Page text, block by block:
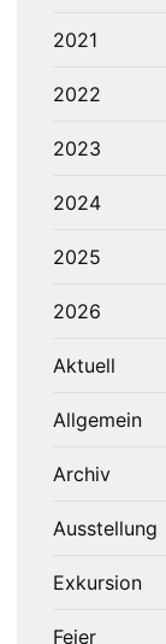
2021
2022
2023
2024
2025
2026
Aktuell
Allgemein
Archiv
Ausstellung
Exkursion
Feier